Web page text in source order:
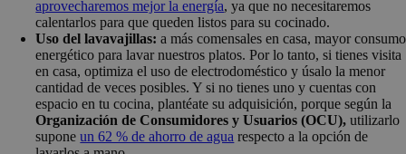
aprovecharemos mejor la energía, ya que no necesitaremos
calentarlos para que queden listos para su cocinado.
Uso del lavavajillas: a más comensales en casa, mayor consumo
energético para lavar nuestros platos. Por lo tanto, si tienes visita
en casa, optimiza el uso de electrodoméstico y úsalo la menor
cantidad de veces posibles. Y si no tienes uno y cuentas con
espacio en tu cocina, plantéate su adquisición, porque según la
Organización de Consumidores y Usuarios (OCU), utilizarlo
suponeun 62 % de ahorro de agua respecto a la opción de